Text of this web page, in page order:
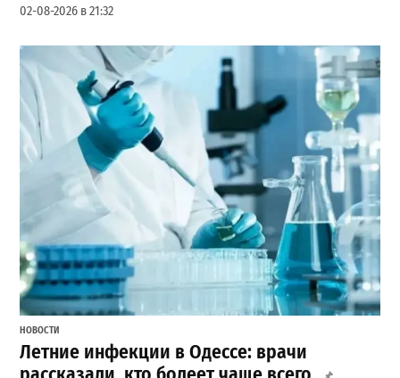
02-08-2026 в 21:32
НОВОСТИ
Летние инфекции в Одессе: врачи